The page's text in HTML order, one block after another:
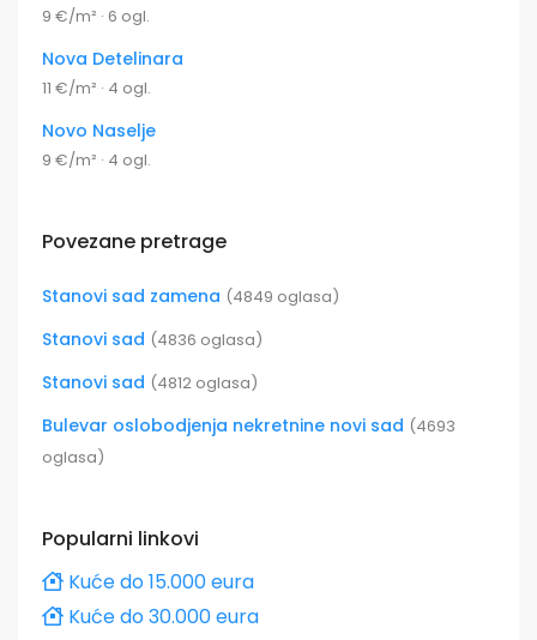
9 €/m² · 6 ogl.
Nova Detelinara
11 €/m² · 4 ogl.
Novo Naselje
9 €/m² · 4 ogl.
Povezane pretrage
Stanovi sad zamena (4849 oglasa)
Stanovi sad (4836 oglasa)
Stanovi sad (4812 oglasa)
Bulevar oslobodjenja nekretnine novi sad (4693
oglasa)
Popularni linkovi
Kuće do 15.000 eura
Kuće do 30.000 eura